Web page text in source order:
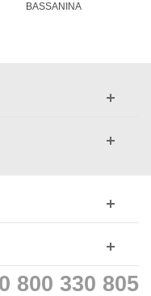
BASSANINA
800 330 805